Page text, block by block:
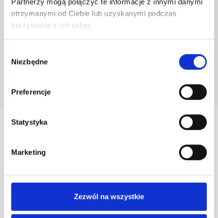
Partnerzy mogą połączyć te informacje z innymi danymi
otrzymanymi od Ciebie lub uzyskanymi podczas
korzystania z ich usług.
zgody
Niezbędne
Preferencje
Statystyka
Marketing
Zezwól na wszystkie
Dowiedz się, jak możesz wykorzystać Loyalty Starter do
realizacji Twojego pomysłu na program lojalnościowy.
Przykładowe programy
lojalnościowe naszych